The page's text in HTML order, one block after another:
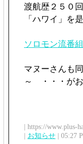
渡航歴２５０
「ハワイ」を
ソロモン流番
マヌーさんも
～ ・・・がお
| https://www.plus-
| お知らせ | 05:27